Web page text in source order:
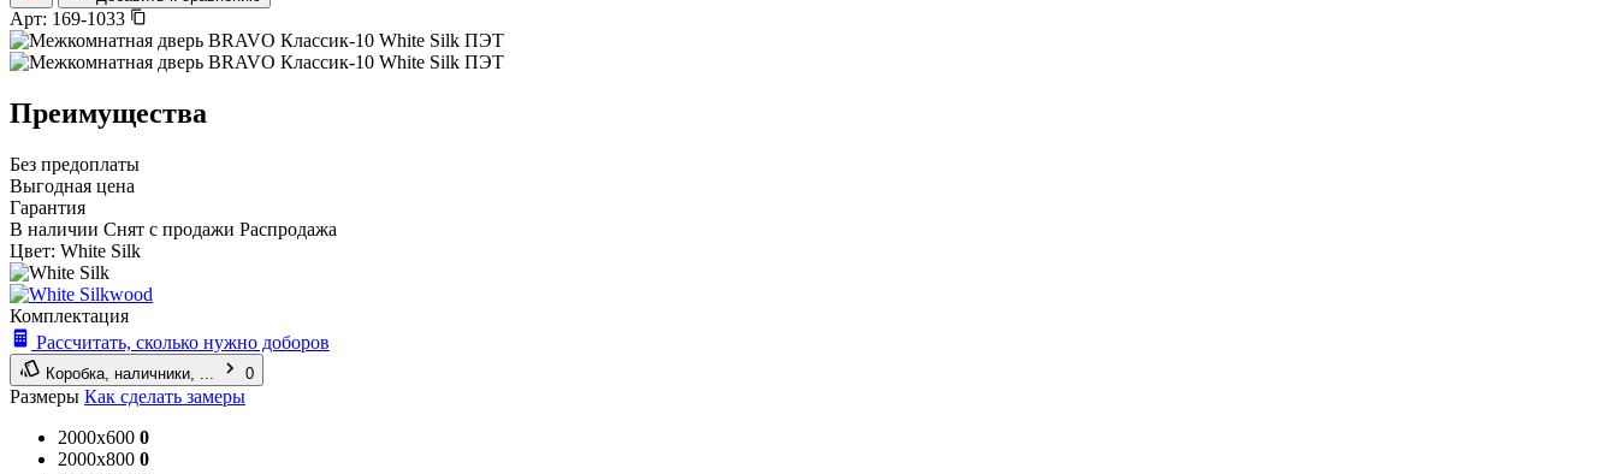
Арт: 169-1033
Преимущества
Без предоплаты
Выгодная цена
Гарантия
В наличии Снят с продажи Распродажа
Цвет: White Silk
Комплектация
Рассчитать, сколько нужно доборов
Коробка, наличники, ... 0
Размеры Как сделать замеры
2000x600 0
2000x800 0